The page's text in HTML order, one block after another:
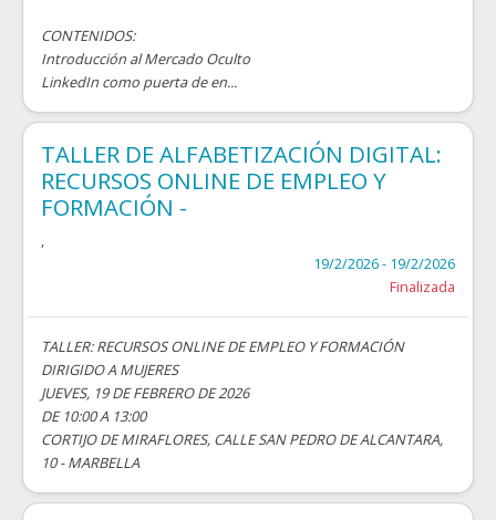
CONTENIDOS:
Introducción al Mercado Oculto
LinkedIn como puerta de en...
TALLER DE ALFABETIZACIÓN DIGITAL:
RECURSOS ONLINE DE EMPLEO Y
FORMACIÓN -
,
19/2/2026 - 19/2/2026
Finalizada
TALLER: RECURSOS ONLINE DE EMPLEO Y FORMACIÓN
DIRIGIDO A MUJERES
JUEVES, 19 DE FEBRERO DE 2026
DE 10:00 A 13:00
CORTIJO DE MIRAFLORES, CALLE SAN PEDRO DE ALCANTARA,
10 - MARBELLA